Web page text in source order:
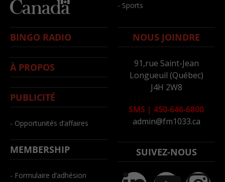
- Sports
BINGO RADIO
À PROPOS
PUBLICITÉ
- Opportunités d’affaires
MEMBERSHIP
- Formulaire d’adhésion
NOUS JOINDRE
91,rue Saint-Jean
Longueuil (Québec)
J4H 2W8
SMS | 450-646-6800
admin@fm1033.ca
SUIVEZ-NOUS